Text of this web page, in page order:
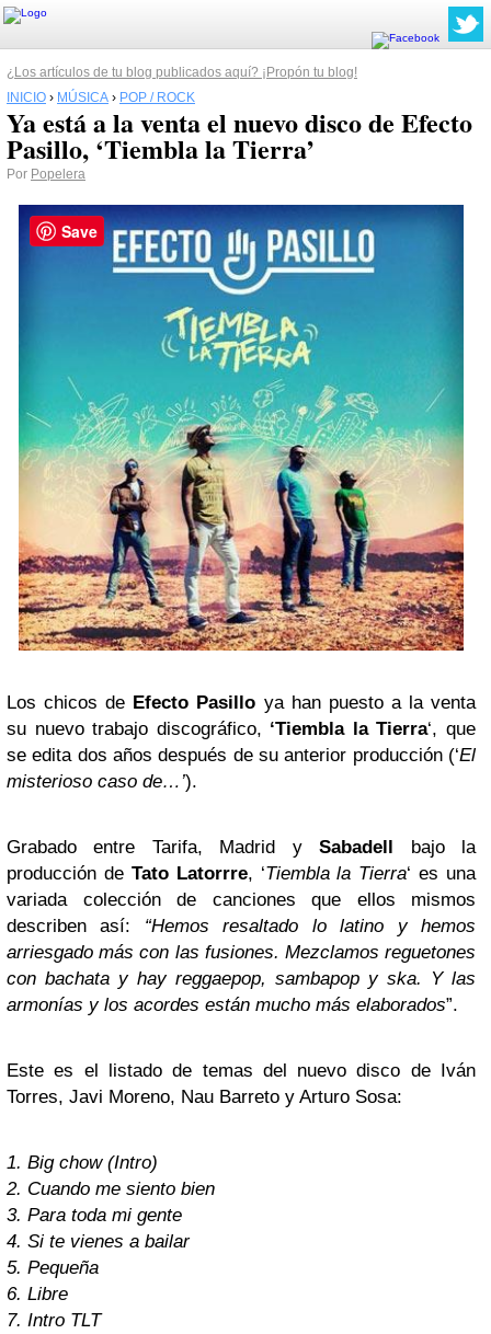
¿Los artículos de tu blog publicados aquí? ¡Propón tu blog!
INICIO › MÚSICA › POP / ROCK
Ya está a la venta el nuevo disco de Efecto
Pasillo, ‘Tiembla la Tierra’
Por Popelera
Los chicos de Efecto Pasillo ya han puesto a la venta
su nuevo trabajo discográfico, ‘Tiembla la Tierra‘, que
se edita dos años después de su anterior producción (‘El
misterioso caso de…’).
Grabado entre Tarifa, Madrid ySabadell bajo la
producción de Tato Latorrre, ‘Tiembla la Tierra‘ es una
variada colección de canciones que ellos mismos
describen así: “Hemos resaltado lo latino y hemos
arriesgado más con las fusiones. Mezclamos reguetones
con bachata y hay reggaepop, sambapop y ska. Y las
armonías y los acordes están mucho más elaborados”.
Este es el listado de temas del nuevo disco de Iván
Torres, Javi Moreno, Nau Barreto y Arturo Sosa:
1. Big chow (Intro)
2. Cuando me siento bien
3. Para toda mi gente
4. Si te vienes a bailar
5. Pequeña
6. Libre
7. Intro TLT
Save